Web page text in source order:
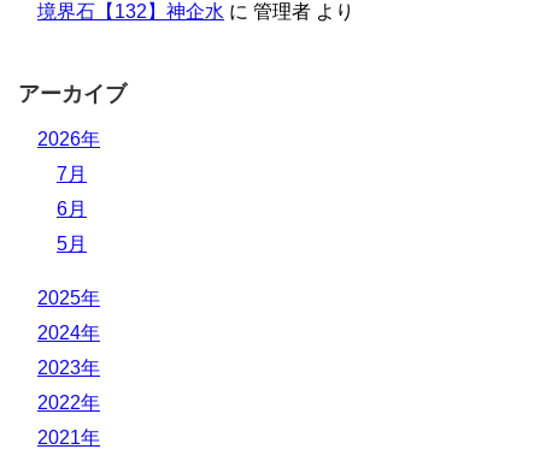
境界石【132】神企水 に 管理者 より
アーカイブ
2026年
7月
6月
5月
2025年
2024年
2023年
2022年
2021年